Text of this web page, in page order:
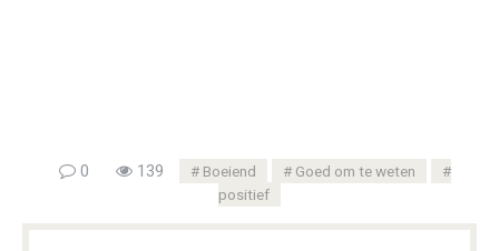
0 139 Boeiend
Goed om te weten
positief